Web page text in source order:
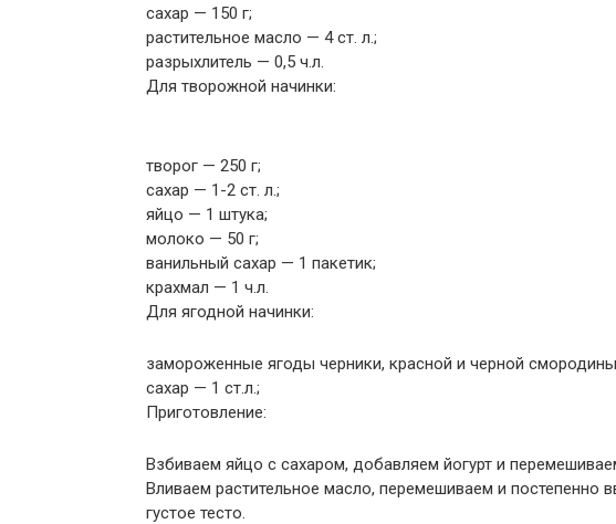
сахар — 150 г;
растительное масло — 4 ст. л.;
разрыхлитель — 0,5 ч.л.
Для творожной начинки:
творог — 250 г;
сахар — 1-2 ст. л.;
яйцо — 1 штука;
молоко — 50 г;
ванильный сахар — 1 пакетик;
крахмал — 1 ч.л.
Для ягодной начинки:
замороженные ягоды черники, красной и черной
сахар — 1 ст.л.;
Приготовление:
Взбиваем яйцо с сахаром, добавляем йогурт и
Вливаем растительное масло, перемешиваем и постепенно
густое тесто.